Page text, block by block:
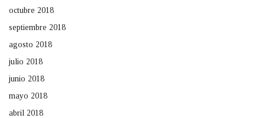
octubre 2018
septiembre 2018
agosto 2018
julio 2018
junio 2018
mayo 2018
abril 2018